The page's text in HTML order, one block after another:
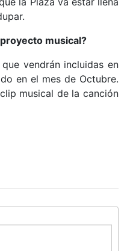
musical?
vendrán incluidas en
en el mes de Octubre.
musical de la canción